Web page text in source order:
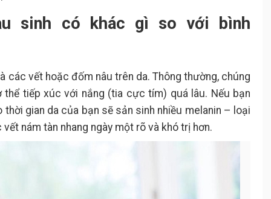
sinh có khác gì so với bình
các vết hoặc đốm nâu trên da. Thông thường, chúng
tiếp xúc với nắng (tia cực tím) quá lâu. Nếu bạn
thời gian da của bạn sẽ sản sinh nhiều melanin – loại
nám tàn nhang ngày một rõ và khó trị hơn.